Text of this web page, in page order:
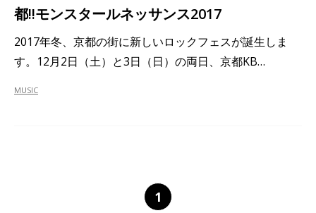
都!!モンスタールネッサンス2017
2017年冬、京都の街に新しいロックフェスが誕生しま
す。12月2日（土）と3日（日）の両日、京都KB…
MUSIC
1